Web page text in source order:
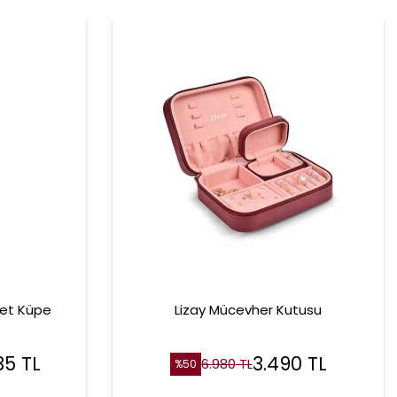
Küpe
TL
Lizay Mücevher Kutusu
%50 6.980TL3.490 TL